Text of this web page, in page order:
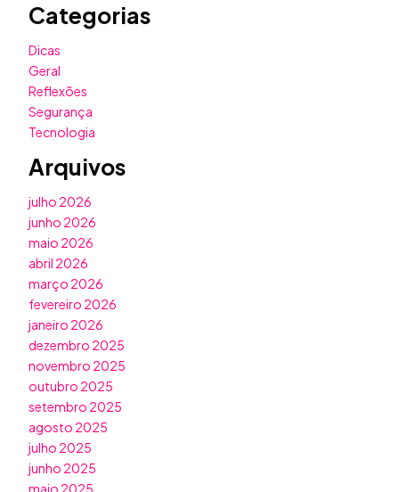
Categorias
Dicas
Geral
Reflexões
Segurança
Tecnologia
Arquivos
julho 2026
junho 2026
maio 2026
abril 2026
março 2026
fevereiro 2026
janeiro 2026
dezembro 2025
novembro 2025
outubro 2025
setembro 2025
agosto 2025
julho 2025
junho 2025
maio 2025